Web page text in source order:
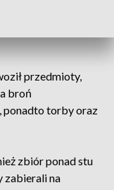
przedmioty,
broń
ponadto torby oraz
zbiór ponad stu
zabierali na